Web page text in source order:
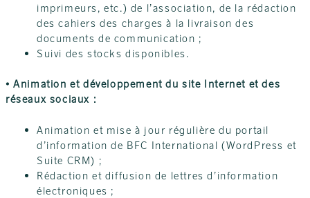
imprimeurs, etc.) de l’association, de la rédaction
des cahiers des charges à la livraison des
documents de communication ;
Suivi des stocks disponibles.
• Animation et développement du site Internet et des
réseaux sociaux :
Animation et mise à jour régulière du portail
d’information de BFC International (WordPress et
Suite CRM) ;
Rédaction et diffusion de lettres d’information
électroniques ;